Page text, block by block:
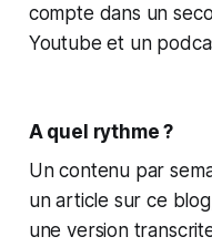
compte dans un
Youtube et un
A quel rythme ?
Un contenu par
un article sur ce
une version